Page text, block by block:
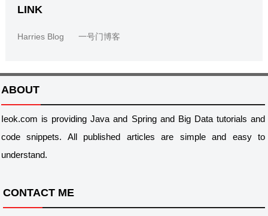
LINK
Harries Blog 一号门博客
ABOUT
Ieok.com is providing Java and Spring and Big Data tutorials and
code snippets. All published articles are simple and easy to
understand.
CONTACT ME